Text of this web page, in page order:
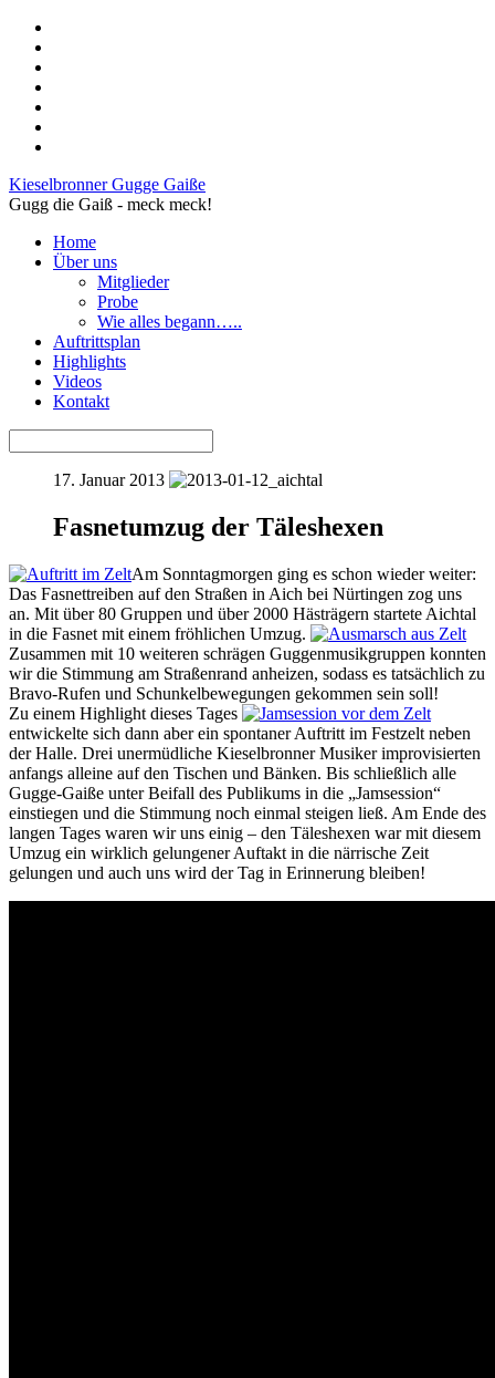
Kieselbronner Gugge Gaiße
Gugg die Gaiß - meck meck!
Home
Über uns
Mitglieder
Probe
Wie alles begann…..
Auftrittsplan
Highlights
Videos
Kontakt
17. Januar 2013
Fasnetumzug der Täleshexen
Am Sonntagmorgen ging es schon wieder weiter:
Das Fasnettreiben auf den Straßen in Aich bei Nürtingen zog uns
an. Mit über 80 Gruppen und über 2000 Hästrägern startete Aichtal
in die Fasnet mit einem fröhlichen Umzug.
Zusammen mit 10 weiteren schrägen Guggenmusikgruppen konnten
wir die Stimmung am Straßenrand anheizen, sodass es tatsächlich zu
Bravo-Rufen und Schunkelbewegungen gekommen sein soll!
Zu einem Highlight dieses Tages
entwickelte sich dann aber ein spontaner Auftritt im Festzelt neben
der Halle. Drei unermüdliche Kieselbronner Musiker improvisierten
anfangs alleine auf den Tischen und Bänken. Bis schließlich alle
Gugge-Gaiße unter Beifall des Publikums in die „Jamsession“
einstiegen und die Stimmung noch einmal steigen ließ. Am Ende des
langen Tages waren wir uns einig – den Täleshexen war mit diesem
Umzug ein wirklich gelungener Auftakt in die närrische Zeit
gelungen und auch uns wird der Tag in Erinnerung bleiben!